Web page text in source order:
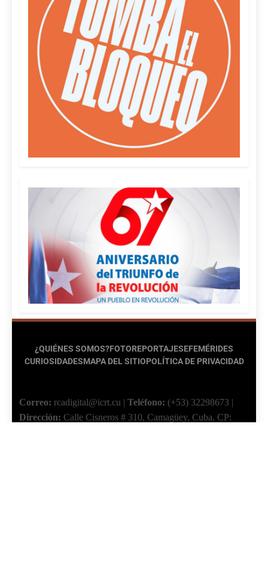
¿QUIÉNES SOMOS?FOTOREPORTAJESEFEMÉRIDES
CURIOSIDADESMAPA DEL SITIOPOLÍTICA DE PRIVACIDAD
Correo: rcadigital@icrt.cu | Teléfono: (+53) 32298673 |
Dirección: Calle Cisneros # 310, Camagüey, Cuba. CP: